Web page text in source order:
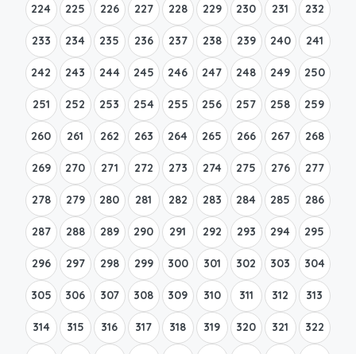
224 225 226 227 228 229 230 231 232
233 234 235 236 237 238 239 240 241
242 243 244 245 246 247 248 249 250
251 252 253 254 255 256 257 258 259
260 261 262 263 264 265 266 267 268
269 270 271 272 273 274 275 276 277
278 279 280 281 282 283 284 285 286
287 288 289 290 291 292 293 294 295
296 297 298 299 300 301 302 303 304
305 306 307 308 309 310 311 312 313
314 315 316 317 318 319 320 321 322